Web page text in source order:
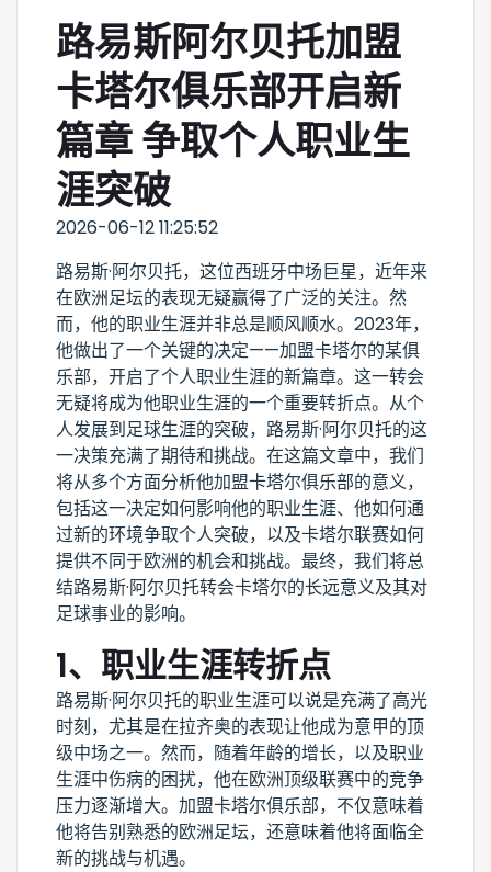
路易斯阿尔贝托加盟
卡塔尔俱乐部开启新
篇章 争取个人职业生
涯突破
2026-06-12 11:25:52
路易斯·阿尔贝托，这位西班牙中场巨星，近年来
在欧洲足坛的表现无疑赢得了广泛的关注。然
而，他的职业生涯并非总是顺风顺水。2023年，
他做出了一个关键的决定——加盟卡塔尔的某俱
乐部，开启了个人职业生涯的新篇章。这一转会
无疑将成为他职业生涯的一个重要转折点。从个
人发展到足球生涯的突破，路易斯·阿尔贝托的这
一决策充满了期待和挑战。在这篇文章中，我们
将从多个方面分析他加盟卡塔尔俱乐部的意义，
包括这一决定如何影响他的职业生涯、他如何通
过新的环境争取个人突破，以及卡塔尔联赛如何
提供不同于欧洲的机会和挑战。最终，我们将总
结路易斯·阿尔贝托转会卡塔尔的长远意义及其对
足球事业的影响。
1、职业生涯转折点
路易斯·阿尔贝托的职业生涯可以说是充满了高光
时刻，尤其是在拉齐奥的表现让他成为意甲的顶
级中场之一。然而，随着年龄的增长，以及职业
生涯中伤病的困扰，他在欧洲顶级联赛中的竞争
压力逐渐增大。加盟卡塔尔俱乐部，不仅意味着
他将告别熟悉的欧洲足坛，还意味着他将面临全
新的挑战与机遇。